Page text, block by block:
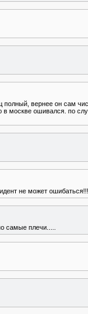
полный, вернее он сам
в москве ошивался. по
не может
самые плечи.....